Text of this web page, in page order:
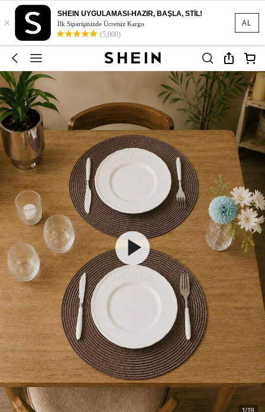
AL
×
SHEIN UYGULAMASI-HAZIR, BAŞLA, STİL!
İlk Siparişinizde Ücretsiz Kargo
(5,000)